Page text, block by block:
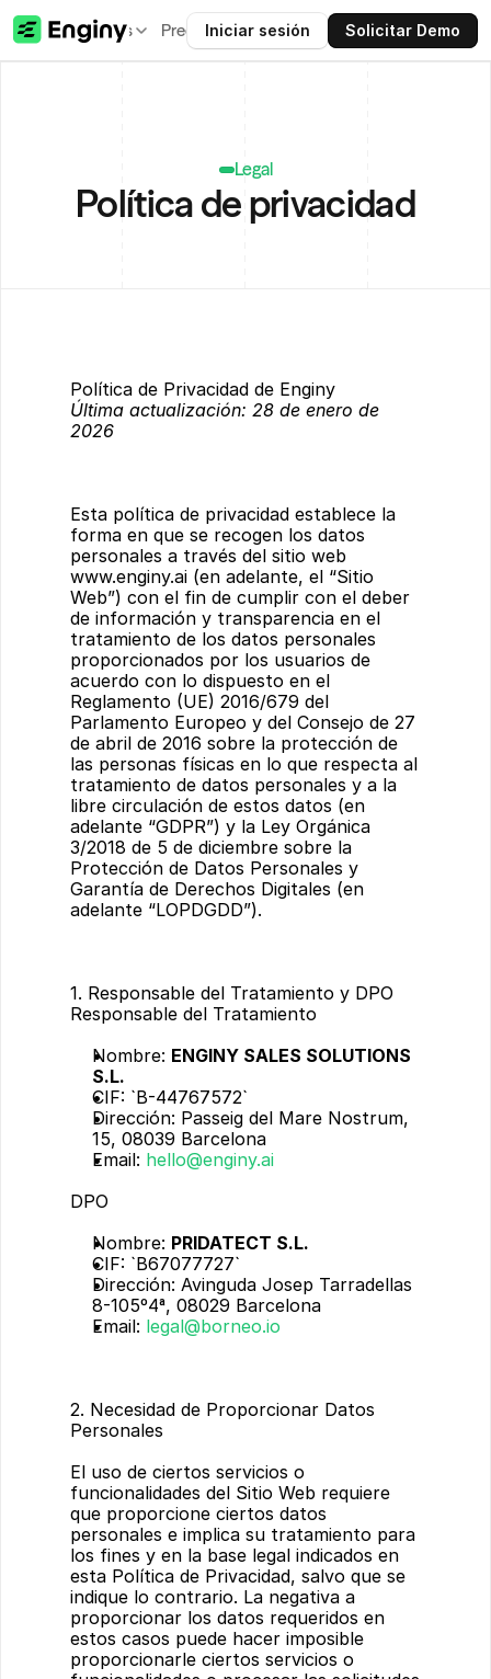
Recursos Precios Clientes Partners
Iniciar sesión Solicitar Demo
Legal
Política de privacidad
Política de Privacidad de Enginy
Última actualización: 28 de enero de
2026
Esta política de privacidad establece la
forma en que se recogen los datos
www.enginy.ai (en adelante, el “Sitio
Web”) con el fin de cumplir con el deber
de información y transparencia en el
tratamiento de los datos personales
proporcionados por los usuarios de
acuerdo con lo dispuesto en el
Reglamento (UE) 2016/679 del
Parlamento Europeo y del Consejo de 27
de abril de 2016 sobre la protección de
las personas físicas en lo que respecta al
tratamiento de datos personales y a la
libre circulación de estos datos (en
adelante “GDPR”) y la Ley Orgánica
3/2018 de 5 de diciembre sobre la
Protección de Datos Personales y
Garantía de Derechos Digitales (en
adelante “LOPDGDD”).
1. Responsable del Tratamiento y DPO
Responsable del Tratamiento
Nombre: ENGINY SALES SOLUTIONS
S.L.
CIF: `B-44767572`
Dirección: Passeig del Mare Nostrum,
15, 08039 Barcelona
Email: hello@enginy.ai
DPO
Nombre: PRIDATECT S.L.
CIF: `B67077727`
Dirección: Avinguda Josep Tarradellas
8-105º4ª, 08029 Barcelona
Email: legal@borneo.io
2. Necesidad de Proporcionar Datos
Personales
El uso de ciertos servicios o
funcionalidades del Sitio Web requiere
que proporcione ciertos datos
personales e implica su tratamiento para
los fines y en la base legal indicados en
esta Política de Privacidad, salvo que se
indique lo contrario. La negativa a
proporcionar los datos requeridos en
estos casos puede hacer imposible
proporcionarle ciertos servicios o